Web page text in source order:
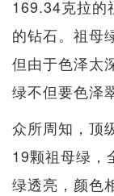
169.34克拉的
的钻石。祖母
但由于色泽太
绿不但要色泽
众所周知，顶
19颗祖母绿，
绿透亮，颜色